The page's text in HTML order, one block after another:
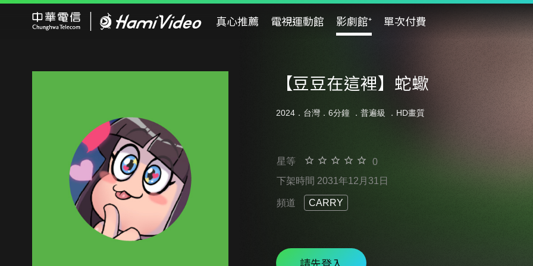
真心推薦 電視運動館 影劇館⁺ 單次付費
【豆豆在這裡】蛇蠍
2024．台灣．6分鐘 ． 普遍級 ．HD畫質
星等
0
下架時間 2031年12月31日
頻道 CARRY